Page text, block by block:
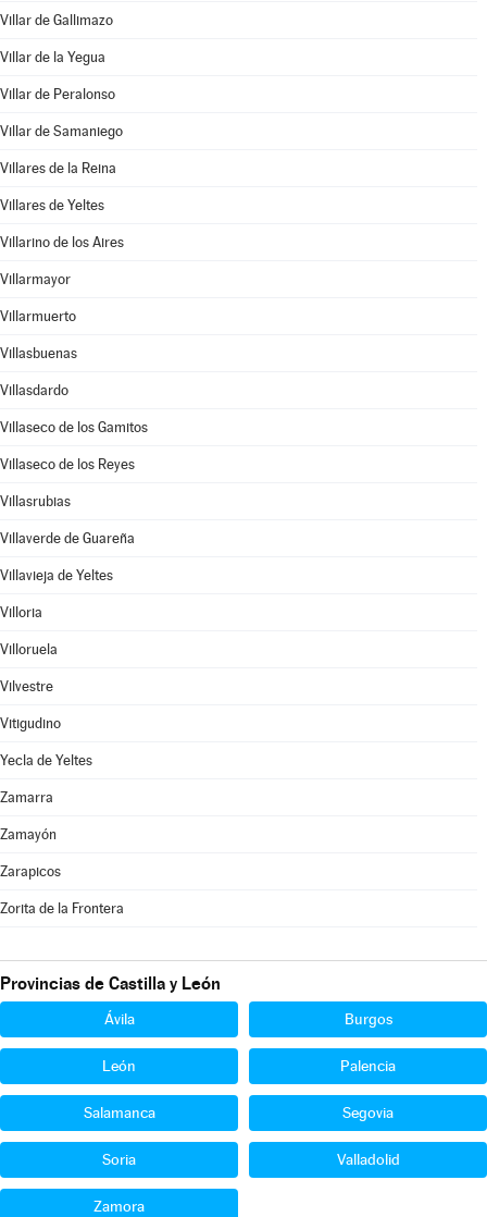
Villar de Gallimazo
Villar de la Yegua
Villar de Peralonso
Villar de Samaniego
Villares de la Reina
Villares de Yeltes
Villarino de los Aires
Villarmayor
Villarmuerto
Villasbuenas
Villasdardo
Villaseco de los Gamitos
Villaseco de los Reyes
Villasrubias
Villaverde de Guareña
Villavieja de Yeltes
Villoria
Villoruela
Vilvestre
Vitigudino
Yecla de Yeltes
Zamarra
Zamayón
Zarapicos
Zorita de la Frontera
Provincias de Castilla y León
Ávila Burgos
León Palencia
Salamanca Segovia
Soria Valladolid
Zamora